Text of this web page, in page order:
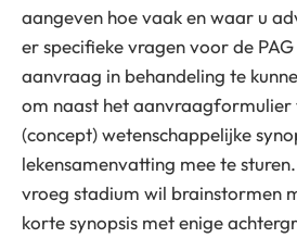
aangeven hoe vaak en waar u
er specifieke vragen voor de
aanvraag in behandeling te
om naast het aanvraagformulier
(concept) wetenschappelijke
lekensamenvatting mee te
vroeg stadium wil brainstormen
korte synopsis met enige